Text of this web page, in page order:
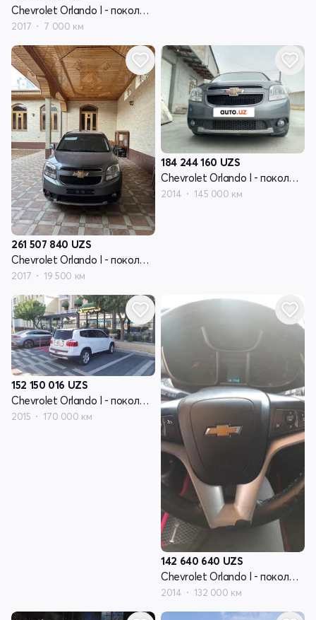
Chevrolet Orlando I - поколение
2017 7 000 км
261 507 840 UZS
Chevrolet Orlando I - поколение
2017 19 500 км
184 244 160 UZS
Chevrolet Orlando I - поколение
2014 145 000 км
152 150 016 UZS
Chevrolet Orlando I - поколение
2015 170 000 км
142 640 640 UZS
Chevrolet Orlando I - поколение
2014 132 000 км